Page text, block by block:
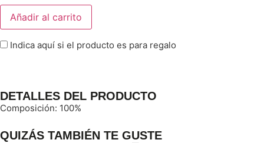
Añadir al carrito
Indica aquí si el producto es para regalo
DETALLES DEL PRODUCTO
Composición: 100%
QUIZÁS TAMBIÉN TE GUSTE